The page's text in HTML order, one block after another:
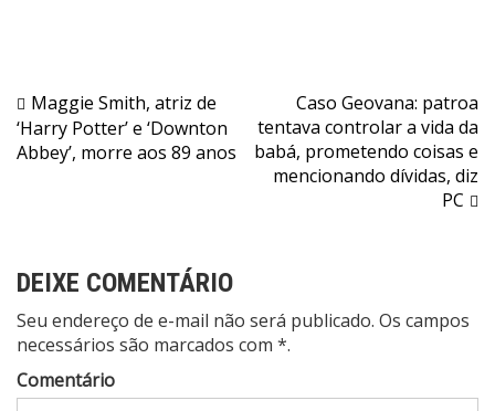
Navegação
de
Maggie Smith, atriz de
‘Harry Potter’ e ‘Downton
Abbey’, morre aos 89 anos
Caso Geovana: patroa
tentava controlar a vida da
babá, prometendo coisas e
mencionando dívidas, diz
PC
DEIXE COMENTÁRIO
Seu endereço de e-mail não será publicado. Os campos
necessários são marcados com *.
Comentário